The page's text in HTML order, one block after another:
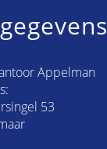
Appelman
53